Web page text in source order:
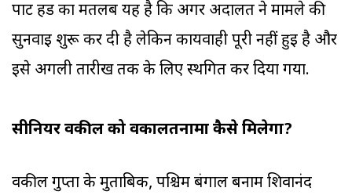
पार्ट हर्ड का मतलब यह है कि अगर अदालत ने मामले की
सुनवाई शुरू कर दी है लेकिन कार्यवाही पूरी नहीं हुई है और
इसे अगली तारीख तक के लिए स्थगित कर दिया गया.
सीनियर वकील को वकालतनामा कैसे मिलेगा?
वकील गुप्ता के मुताबिक, पश्चिम बंगाल बनाम शिवानंद